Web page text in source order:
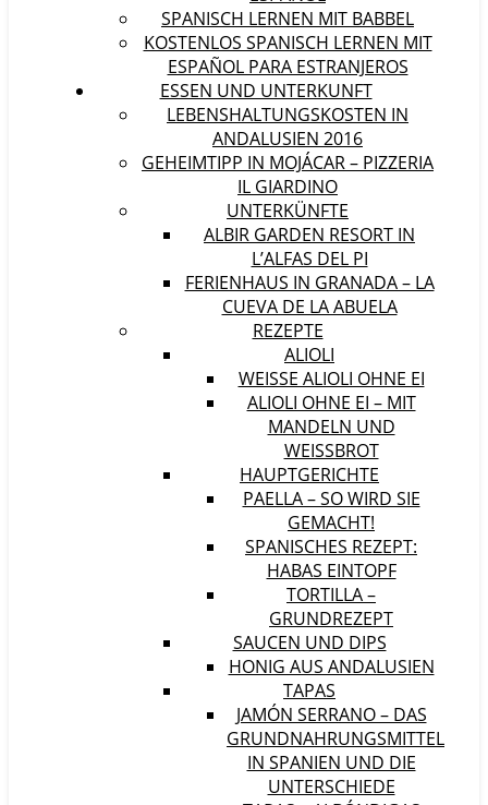
SPANISCH LERNEN MIT BABBEL
KOSTENLOS SPANISCH LERNEN MIT
ESPAÑOL PARA ESTRANJEROS
ESSEN UND UNTERKUNFT
LEBENSHALTUNGSKOSTEN IN
ANDALUSIEN 2016
GEHEIMTIPP IN MOJÁCAR – PIZZERIA
IL GIARDINO
UNTERKÜNFTE
ALBIR GARDEN RESORT IN
L’ALFAS DEL PI
FERIENHAUS IN GRANADA – LA
CUEVA DE LA ABUELA
REZEPTE
ALIOLI
WEISSE ALIOLI OHNE EI
ALIOLI OHNE EI – MIT
MANDELN UND
WEISSBROT
HAUPTGERICHTE
PAELLA – SO WIRD SIE
GEMACHT!
SPANISCHES REZEPT:
HABAS EINTOPF
TORTILLA –
GRUNDREZEPT
SAUCEN UND DIPS
HONIG AUS ANDALUSIEN
TAPAS
JAMÓN SERRANO – DAS
GRUNDNAHRUNGSMITTEL
IN SPANIEN UND DIE
UNTERSCHIEDE